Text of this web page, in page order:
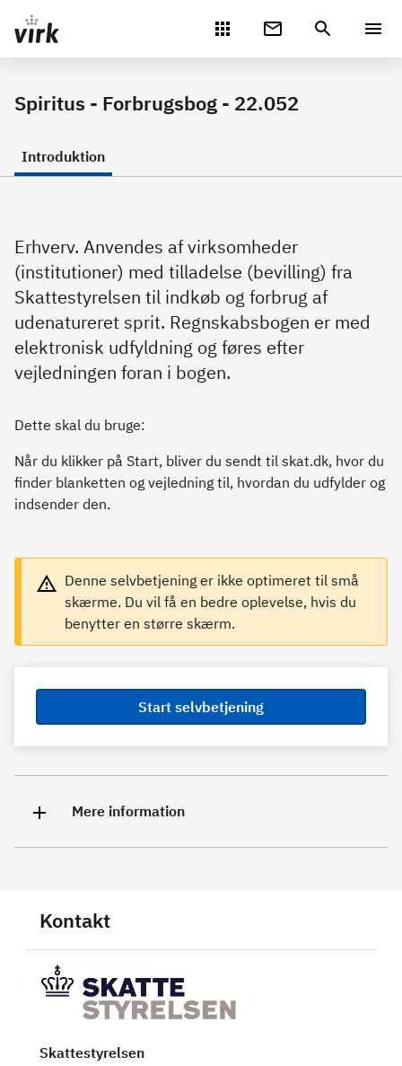
Gå direkte til indhold
Spiritus - Forbrugsbog - 22.052
Introduktion
Erhverv. Anvendes af virksomheder
(institutioner) med tilladelse (bevilling) fra
Skattestyrelsen til indkøb og forbrug af
udenatureret sprit. Regnskabsbogen er med
elektronisk udfyldning og føres efter
vejledningen foran i bogen.
Dette skal du bruge:
Når du klikker på Start, bliver du sendt til skat.dk, hvor du
finder blanketten og vejledning til, hvordan du udfylder og
indsender den.
Denne selvbetjening er ikke optimeret til små
skærme. Du vil få en bedre oplevelse, hvis du
benytter en større skærm.
Start selvbetjening
Mere information
Kontakt
Skattestyrelsen